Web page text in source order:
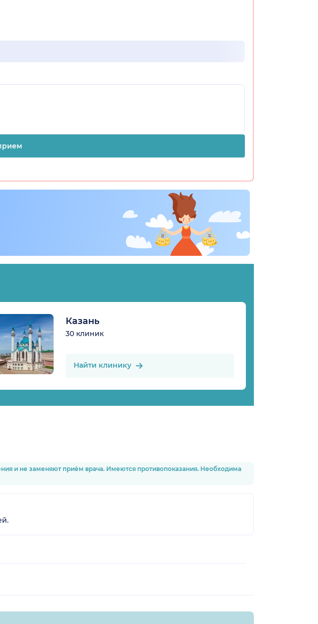
Казань
30 клиник
Найти клинику
и не заменяют приём врача. Имеются противопоказания. Необходима